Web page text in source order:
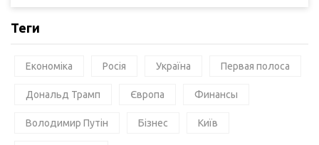
Теги
Економіка Росія Україна Первая полоса
Дональд Трамп Європа Финансы
Володимир Путін Бізнес Київ